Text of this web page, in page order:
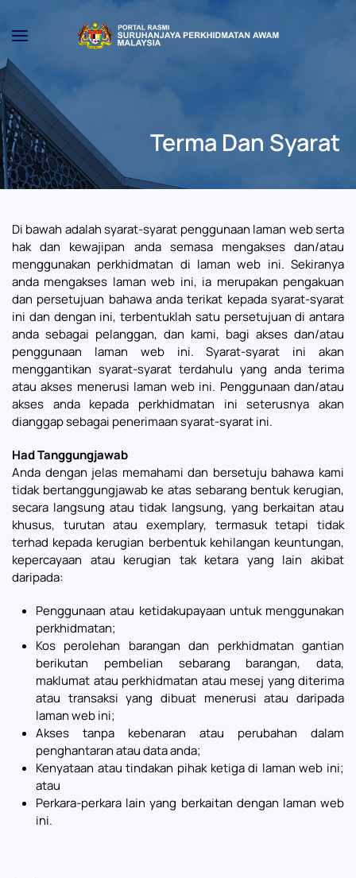
Skip to main content
Terma Dan Syarat
Di bawah adalah syarat-syarat penggunaan laman web serta
hak dan kewajipan anda semasa mengakses dan/atau
menggunakan perkhidmatan di laman web ini. Sekiranya
anda mengakses laman web ini, ia merupakan pengakuan
dan persetujuan bahawa anda terikat kepada syarat-syarat
ini dan dengan ini, terbentuklah satu persetujuan di antara
anda sebagai pelanggan, dan kami, bagi akses dan/atau
penggunaan laman web ini. Syarat-syarat ini akan
menggantikan syarat-syarat terdahulu yang anda terima
atau akses menerusi laman web ini. Penggunaan dan/atau
akses anda kepada perkhidmatan ini seterusnya akan
dianggap sebagai penerimaan syarat-syarat ini.
Had Tanggungjawab
Anda dengan jelas memahami dan bersetuju bahawa kami
tidak bertanggungjawab ke atas sebarang bentuk kerugian,
secara langsung atau tidak langsung, yang berkaitan atau
khusus, turutan atau exemplary, termasuk tetapi tidak
terhad kepada kerugian berbentuk kehilangan keuntungan,
kepercayaan atau kerugian tak ketara yang lain akibat
daripada:
Penggunaan atau ketidakupayaan untuk menggunakan
perkhidmatan;
Kos perolehan barangan dan perkhidmatan gantian
berikutan pembelian sebarang barangan, data,
maklumat atau perkhidmatan atau mesej yang diterima
atau transaksi yang dibuat menerusi atau daripada
laman web ini;
Akses tanpa kebenaran atau perubahan dalam
penghantaran atau data anda;
Kenyataan atau tindakan pihak ketiga di laman web ini;
atau
Perkara-perkara lain yang berkaitan dengan laman web
ini.